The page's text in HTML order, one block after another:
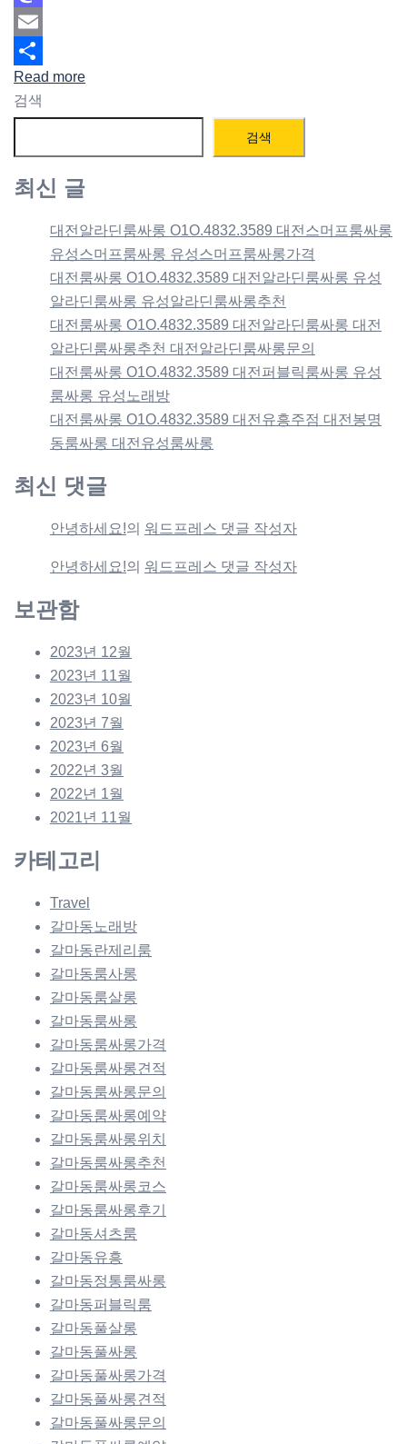
Mastodon
Email
Share
Read more
검색
검색
최신 글
대전알라딘룸싸롱 O1O.4832.3589 대전스머프룸싸롱
유성스머프룸싸롱 유성스머프룸싸롱가격
대전룸싸롱 O1O.4832.3589 대전알라딘룸싸롱 유성
알라딘룸싸롱 유성알라딘룸싸롱추천
대전룸싸롱 O1O.4832.3589 대전알라딘룸싸롱 대전
알라딘룸싸롱추천 대전알라딘룸싸롱문의
대전룸싸롱 O1O.4832.3589 대전퍼블릭룸싸롱 유성
룸싸롱 유성노래방
대전룸싸롱 O1O.4832.3589 대전유흥주점 대전봉명
동룸싸롱 대전유성룸싸롱
최신 댓글
안녕하세요!의 워드프레스 댓글 작성자
안녕하세요!의 워드프레스 댓글 작성자
보관함
2023년 12월
2023년 11월
2023년 10월
2023년 7월
2023년 6월
2022년 3월
2022년 1월
2021년 11월
카테고리
Travel
갈마동노래방
갈마동란제리룸
갈마동룸사롱
갈마동룸살롱
갈마동룸싸롱
갈마동룸싸롱가격
갈마동룸싸롱견적
갈마동룸싸롱문의
갈마동룸싸롱예약
갈마동룸싸롱위치
갈마동룸싸롱추천
갈마동룸싸롱코스
갈마동룸싸롱후기
갈마동셔츠룸
갈마동유흥
갈마동정통룸싸롱
갈마동퍼블릭룸
갈마동풀살롱
갈마동풀싸롱
갈마동풀싸롱가격
갈마동풀싸롱견적
갈마동풀싸롱문의